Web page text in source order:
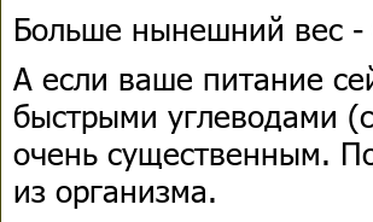
Больше нынешний вес -
А если ваше питание
быстрыми углеводами
очень существенным.
из организма.